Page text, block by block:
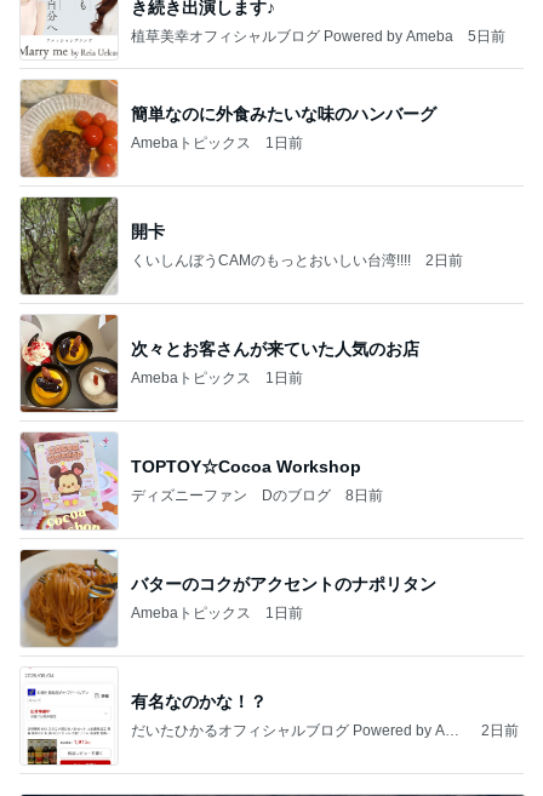
き続き出演します♪
植草美幸オフィシャルブログ Powered by Ameba 5日前
簡単なのに外食みたいな味のハンバーグ
Amebaトピックス 1日前
開卡
くいしんぼうCAMのもっとおいしい台湾!!!! 2日前
次々とお客さんが来ていた人気のお店
Amebaトピックス 1日前
TOPTOY☆Cocoa Workshop
ディズニーファン Dのブログ 8日前
バターのコクがアクセントのナポリタン
Amebaトピックス 1日前
有名なのかな！？
だいたひかるオフィシャルブログ Powered by Ame
2日前